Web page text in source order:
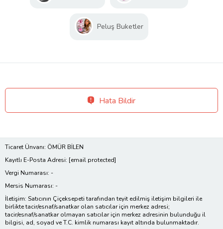
Peluş Buketler
Hata Bildir
Ticaret Ünvanı: ÖMÜR BİLEN
Kayıtlı E-Posta Adresi: [email protected]
Vergi Numarası: -
Mersis Numarası: -
İletişim: Satıcının Çiçeksepeti tarafından teyit edilmiş iletişim bilgileri ile
birlikte tacir/esnaf/sanatkar olan satıcılar için merkez adresi;
tacir/esnaf/sanatkar olmayan satıcılar için merkez adresinin bulunduğu il
bilgisi, ad, soyad ve T.C. kimlik numarası kayıt altında bulunmaktadır.